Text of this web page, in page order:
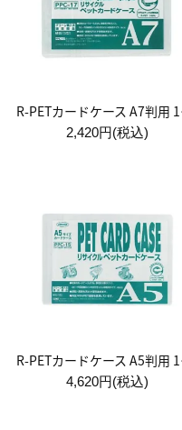
R-
2,420円(税込)
R-
4,620円(税込)